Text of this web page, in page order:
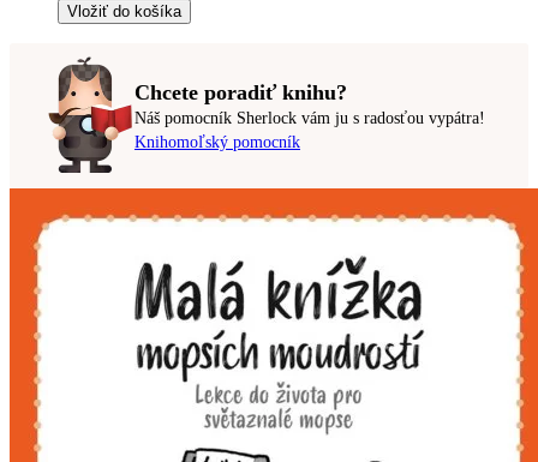
Vložiť do košíka
Chcete poradiť knihu?
Náš pomocník Sherlock vám ju s radosťou vypátra!
Knihomoľský pomocník